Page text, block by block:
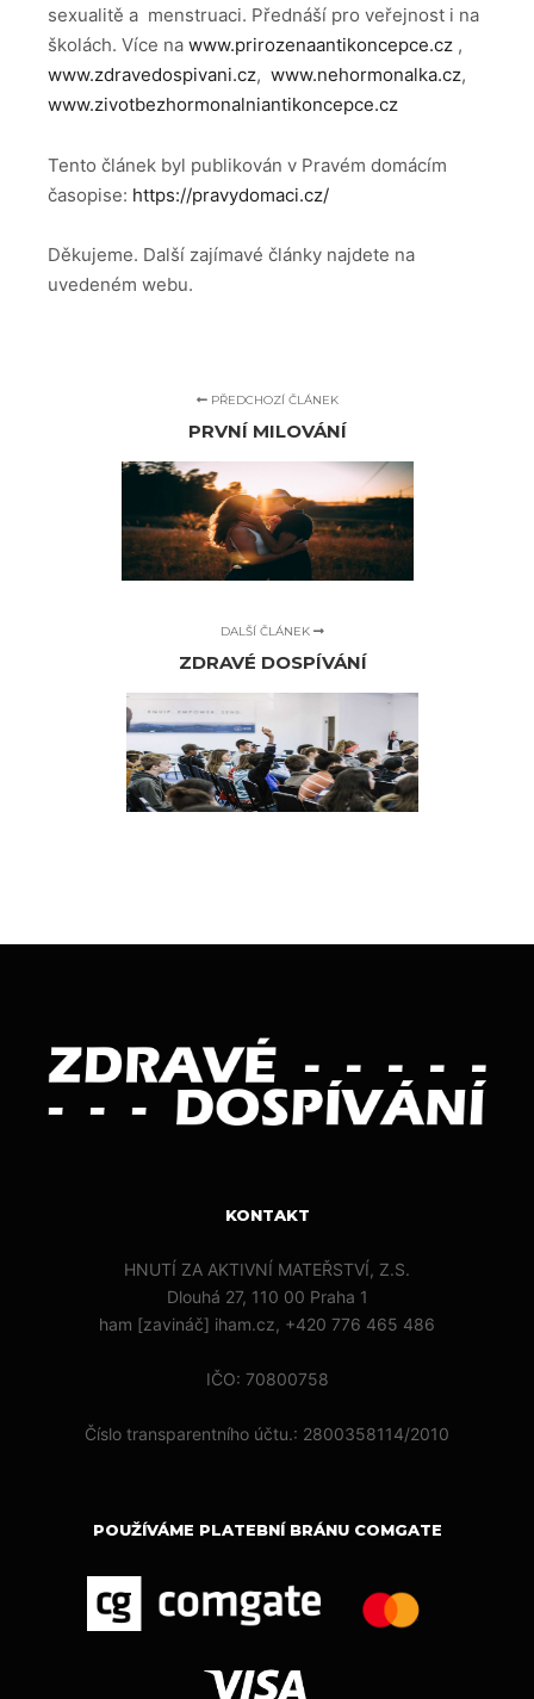
sexualitě a menstruaci. Přednáší pro veřejnost i na
školách. Více na www.prirozenaantikoncepce.cz ,
www.zdravedospivani.cz, www.nehormonalka.cz,
www.zivotbezhormonalniantikoncepce.cz
Tento článek byl publikován v Pravém domácím
časopise: https://pravydomaci.cz/
Děkujeme. Další zajímavé články najdete na
uvedeném webu.
PŘEDCHOZÍ ČLÁNEK
PRVNÍ MILOVÁNÍ
DALŠÍ ČLÁNEK
ZDRAVÉ DOSPÍVÁNÍ
KONTAKT
HNUTÍ ZA AKTIVNÍ MATEŘSTVÍ, Z.S.
Dlouhá 27, 110 00 Praha 1
ham [zavináč] iham.cz, +420 776 465 486
IČO: 70800758
Číslo transparentního účtu.: 2800358114/2010
POUŽÍVÁME PLATEBNÍ BRÁNU COMGATE